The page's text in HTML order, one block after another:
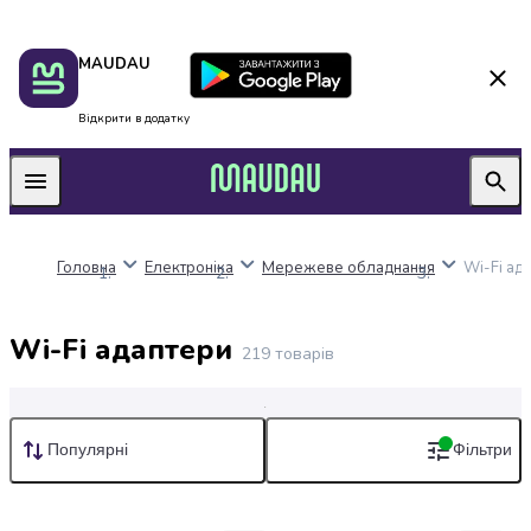
школяра
Оплата
нацкешбек
Алкоголь
вина
Міцний
коньяк
Дніпро
Одеса
Львів
Харків
MAUDAU
Відкрити в додатку
Головна Електроніка Мережеве обладнання Wi-Fi
Wi-Fi адаптери 219 товарів
Дешеві
Дорогі
Популярні Фільтри